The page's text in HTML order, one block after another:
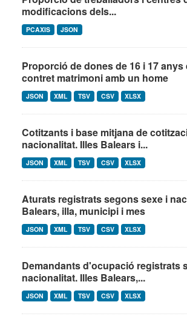
modificacions dels...
PCAXIS JSON
Proporció de dones de 16 i 17 anys
contret matrimoni amb un home
JSON XML TSV CSV XLSX
Cotitzants i base mitjana de
nacionalitat. Illes Balears i...
JSON XML TSV CSV XLSX
Aturats registrats segons sexe i
Balears, illa, municipi i mes
JSON XML TSV CSV XLSX
Demandants d'ocupació registrats
nacionalitat. Illes Balears,...
JSON XML TSV CSV XLSX